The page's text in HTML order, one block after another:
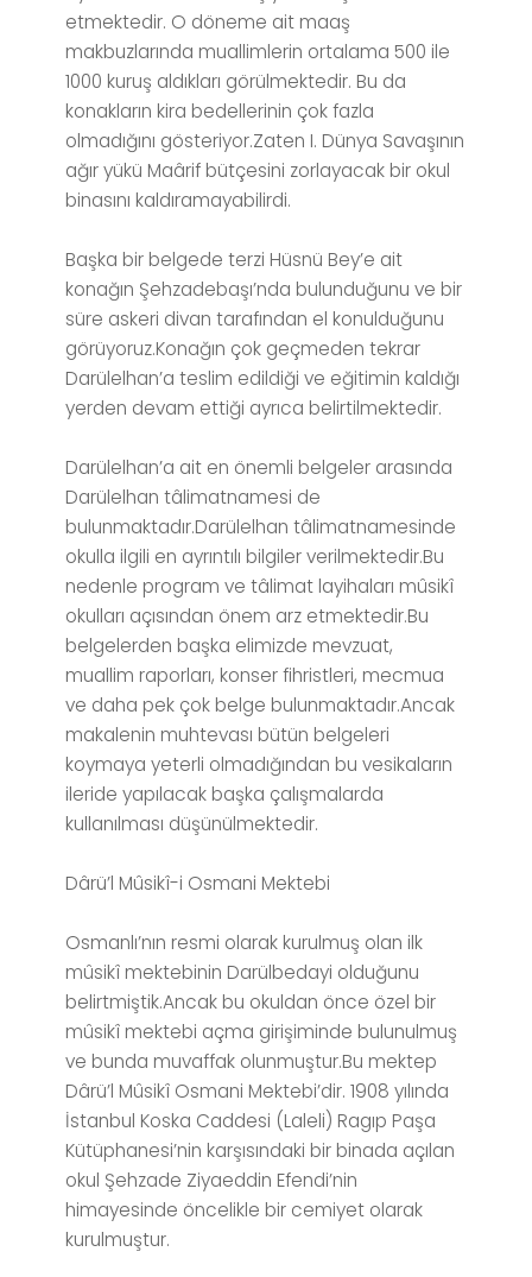
etmektedir. O döneme ait maaş
makbuzlarında muallimlerin ortalama 500 ile
1000 kuruş aldıkları görülmektedir. Bu da
konakların kira bedellerinin çok fazla
olmadığını gösteriyor.Zaten I. Dünya Savaşının
ağır yükü Maârif bütçesini zorlayacak bir okul
binasını kaldıramayabilirdi.
Başka bir belgede terzi Hüsnü Bey’e ait
konağın Şehzadebaşı’nda bulunduğunu ve bir
süre askeri divan tarafından el konulduğunu
görüyoruz.Konağın çok geçmeden tekrar
Darülelhan’a teslim edildiği ve eğitimin kaldığı
yerden devam ettiği ayrıca belirtilmektedir.
Darülelhan’a ait en önemli belgeler arasında
Darülelhan tâlimatnamesi de
bulunmaktadır.Darülelhan tâlimatnamesinde
okulla ilgili en ayrıntılı bilgiler verilmektedir.Bu
nedenle program ve tâlimat layihaları mûsikî
okulları açısından önem arz etmektedir.Bu
belgelerden başka elimizde mevzuat,
muallim raporları, konser fihristleri, mecmua
ve daha pek çok belge bulunmaktadır.Ancak
makalenin muhtevası bütün belgeleri
koymaya yeterli olmadığından bu vesikaların
ileride yapılacak başka çalışmalarda
kullanılması düşünülmektedir.
Dârü’l Mûsikî-i Osmani Mektebi
Osmanlı’nın resmi olarak kurulmuş olan ilk
mûsikî mektebinin Darülbedayi olduğunu
belirtmiştik.Ancak bu okuldan önce özel bir
mûsikî mektebi açma girişiminde bulunulmuş
ve bunda muvaffak olunmuştur.Bu mektep
Dârü’l Mûsikî Osmani Mektebi’dir. 1908 yılında
İstanbul Koska Caddesi (Laleli) Ragıp Paşa
Kütüphanesi’nin karşısındaki bir binada açılan
okul Şehzade Ziyaeddin Efendi’nin
himayesinde öncelikle bir cemiyet olarak
kurulmuştur.